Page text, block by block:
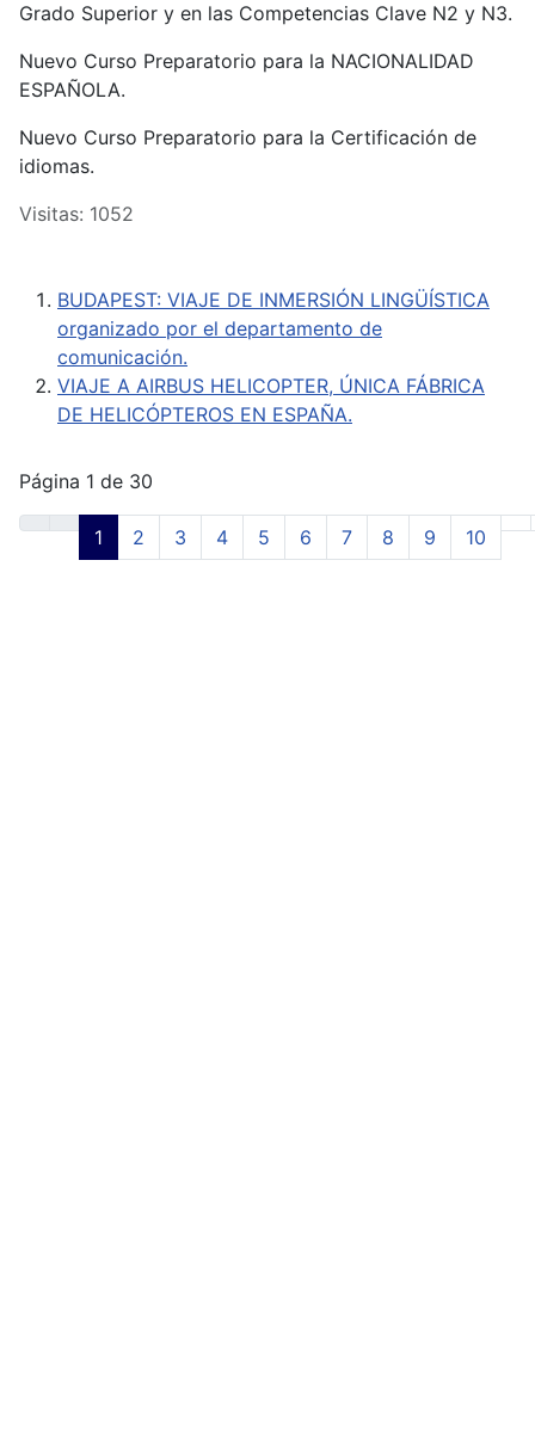
Grado Superior y en las Competencias Clave N2 y N3.
Nuevo Curso Preparatorio para la NACIONALIDAD
ESPAÑOLA.
Nuevo Curso Preparatorio para la Certificación de
idiomas.
Visitas: 1052
BUDAPEST: VIAJE DE INMERSIÓN LINGÜÍSTICA
organizado por el departamento de
comunicación.
VIAJE A AIRBUS HELICOPTER, ÚNICA FÁBRICA
DE HELICÓPTEROS EN ESPAÑA.
Página 1 de 30
1 2 3 4 5 6 7 8 9 10